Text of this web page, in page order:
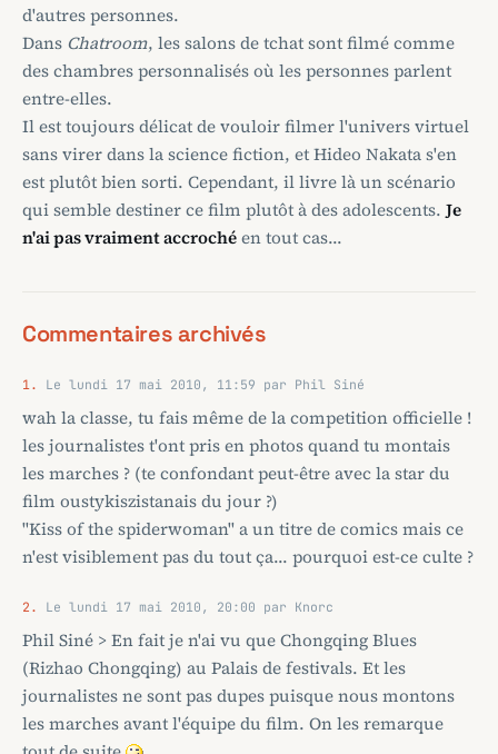
d'autres personnes.
Dans Chatroom, les salons de tchat sont filmé comme
des chambres personnalisés où les personnes parlent
entre-elles.
Il est toujours délicat de vouloir filmer l'univers virtuel
sans virer dans la science fiction, et Hideo Nakata s'en
est plutôt bien sorti. Cependant, il livre là un scénario
qui semble destiner ce film plutôt à des adolescents. Je
n'ai pas vraiment accrochéen tout cas...
Commentaires archivés
1. Le lundi 17 mai 2010, 11:59 par Phil Siné
wah la classe, tu fais même de la competition officielle !
les journalistes t'ont pris en photos quand tu montais
les marches ? (te confondant peut-être avec la star du
film oustykiszistanais du jour ?)
"Kiss of the spiderwoman" a un titre de comics mais ce
n'est visiblement pas du tout ça... pourquoi est-ce culte ?
2. Le lundi 17 mai 2010, 20:00 par Knorc
Phil Siné > En fait je n'ai vu que Chongqing Blues
(Rizhao Chongqing) au Palais de festivals. Et les
journalistes ne sont pas dupes puisque nous montons
les marches avant l'équipe du film. On les remarque